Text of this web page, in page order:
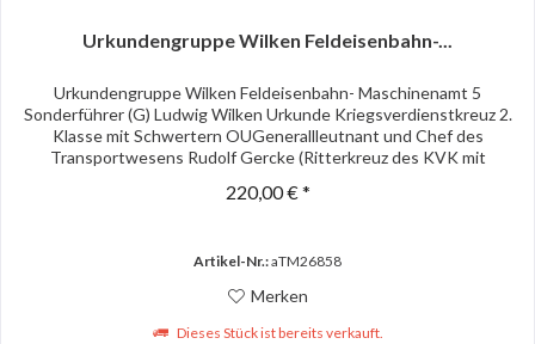
Urkundengruppe Wilken Feldeisenbahn-...
Urkundengruppe Wilken Feldeisenbahn- Maschinenamt 5
Sonderführer (G) Ludwig Wilken Urkunde Kriegsverdienstkreuz 2.
Klasse mit Schwertern OUGenerallleutnant und Chef des
Transportwesens Rudolf Gercke (Ritterkreuz des KVK mit
220,00 € *
Artikel-Nr.:aTM26858
Merken
Dieses Stück ist bereits verkauft.